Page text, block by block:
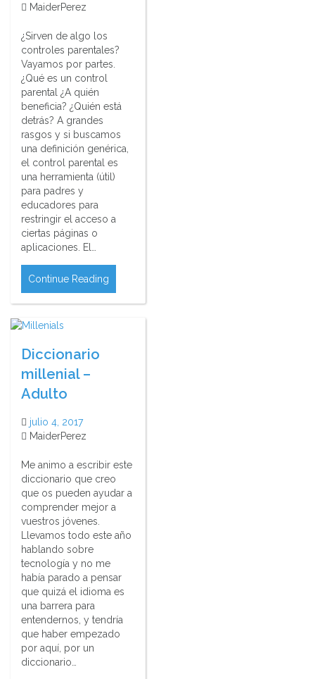
MaiderPerez
¿Sirven de algo los
controles parentales?
Vayamos por partes.
¿Qué es un control
parental ¿A quién
beneficia? ¿Quién está
detrás? A grandes
rasgos y si buscamos
una definición genérica,
el control parental es
una herramienta (útil)
para padres y
educadores para
restringir el acceso a
ciertas páginas o
aplicaciones. El…
Continue Reading
Diccionario
millenial –
Adulto
julio 4, 2017
MaiderPerez
Me animo a escribir este
diccionario que creo
que os pueden ayudar a
comprender mejor a
vuestros jóvenes.
Llevamos todo este año
hablando sobre
tecnología y no me
había parado a pensar
que quizá el idioma es
una barrera para
entendernos, y tendría
que haber empezado
por aquí, por un
diccionario…